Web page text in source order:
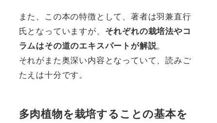
また、この本の特徴として、著者は羽兼直行
氏となっていますが、 それぞれの栽培法やコ
ラムはその道のエキスパートが解説。
それがまた奥深い内容となっていて、読みご
たえは十分です。
多肉植物を栽培することの基本を